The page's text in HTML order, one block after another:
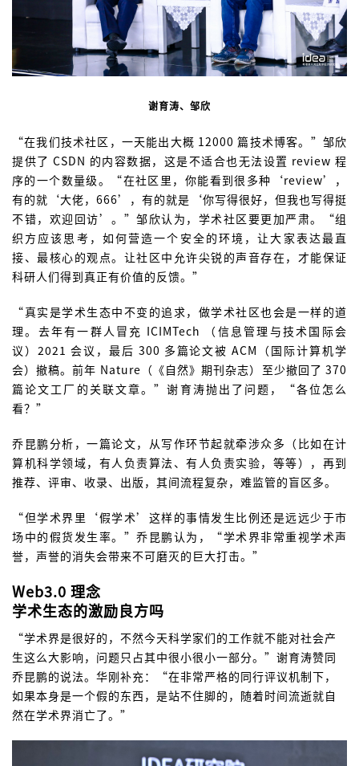
谢育涛、邹欣
“在我们技术社区，一天能出大概 12000 篇技术博客。”邹欣
提供了 CSDN 的内容数据，这是不适合也无法设置 review 程
序的一个数量级。“在社区里，你能看到很多种‘review’，
有的就‘大佬，666’，有的就是‘你写得很好，但我也写得挺
不错，欢迎回访’。”邹欣认为，学术社区要更加严肃。“组
织方应该思考，如何营造一个安全的环境，让大家表达最直
接、最核心的观点。让社区中允许尖锐的声音存在，才能保证
科研人们得到真正有价值的反馈。”
“真实是学术生态中不变的追求，做学术社区也会是一样的道
理。去年有一群人冒充 ICIMTech （信息管理与技术国际会
议）2021 会议，最后 300 多篇论文被 ACM（国际计算机学
会）撤稿。前年 Nature（《自然》期刊杂志）至少撤回了 370
篇论文工厂的关联文章。”谢育涛抛出了问题，“各位怎么
看？”
乔昆鹏分析，一篇论文，从写作环节起就牵涉众多（比如在计
算机科学领域，有人负责算法、有人负责实验，等等），再到
推荐、评审、收录、出版，其间流程复杂，难监管的盲区多。
“但学术界里‘假学术’这样的事情发生比例还是远远少于市
场中的假货发生率。”乔昆鹏认为，“学术界非常重视学术声
誉，声誉的消失会带来不可磨灭的巨大打击。”
Web3.0 理念
学术生态的激励良方吗
“学术界是很好的，不然今天科学家们的工作就不能对社会产
生这么大影响，问题只占其中很小很小一部分。”谢育涛赞同
乔昆鹏的说法。华刚补充：“在非常严格的同行评议机制下，
如果本身是一个假的东西，是站不住脚的，随着时间流逝就自
然在学术界消亡了。”